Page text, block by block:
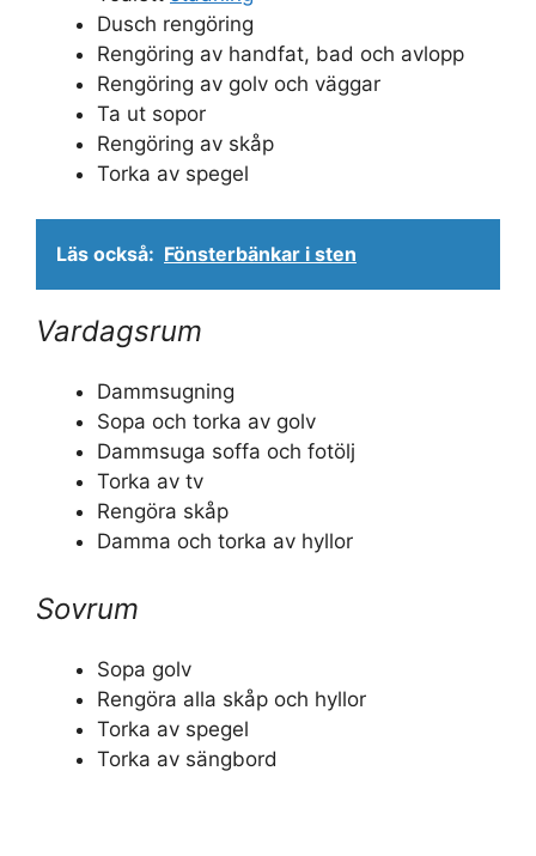
Dusch rengöring
Rengöring av handfat, bad och avlopp
Rengöring av golv och väggar
Ta ut sopor
Rengöring av skåp
Torka av spegel
Läs också: Fönsterbänkar i sten
Vardagsrum
Dammsugning
Sopa och torka av golv
Dammsuga soffa och fotölj
Torka av tv
Rengöra skåp
Damma och torka av hyllor
Sovrum
Sopa golv
Rengöra alla skåp och hyllor
Torka av spegel
Torka av sängbord